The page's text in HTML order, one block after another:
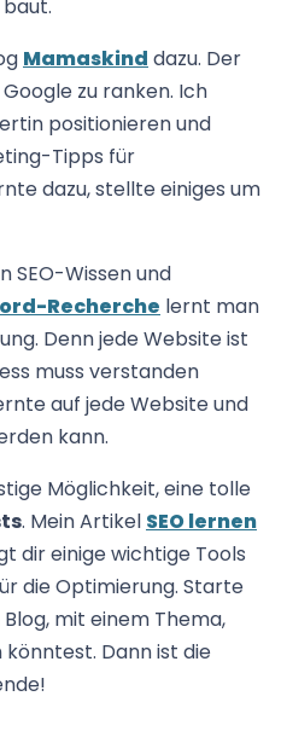
baut.
Mamaskind dazu. Der
zu ranken. Ich
positionieren und
Tipps für
dazu, stellte einiges um
SEO-Wissen und
Recherche lernt man
Denn jede Website ist
muss verstanden
auf jede Website und
kann.
Möglichkeit, eine tolle
. Mein Artikel SEO lernen
dir einige wichtige Tools
die Optimierung. Starte
mit einem Thema,
Dann ist die